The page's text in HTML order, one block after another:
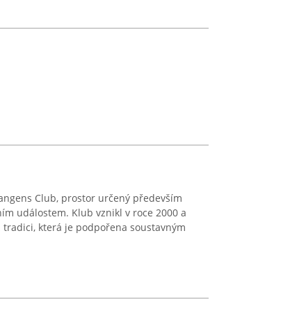
Club, prostor určený především
událostem. Klub vznikl v roce 2000 a
která je podpořena soustavným